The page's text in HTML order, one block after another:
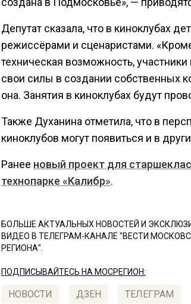
Депутат сказала, что в киноклубах
режиссёрами и сценаристами. «Кроме
техническая возможность,
свои силы в создании собственных
она. Занятия в киноклубах будут
Также Духанина отметила, что в
киноклубов могут появиться и в
Ранее новый проект для
технопарке «Калибр».
БОЛЬШЕ АКТУАЛЬНЫХ НОВОСТЕЙ И
ВИДЕО В ТЕЛЕГРАМ-КАНАЛЕ "ВЕСТИ
РЕГИОНА".
ПОДПИСЫВАЙТЕСЬ НА МОСРЕГИОН:
НОВОСТИ ДЗЕН ТЕЛЕГРАМ